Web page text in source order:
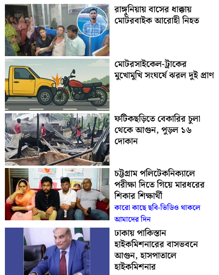
রাঙ্গুনিয়ায় বাসের ধাক্কায়
মোটরবাইক আরোহী নিহত
মোটরসাইকেল-ট্রাকের
মুখোমুখি সংঘর্ষে ঝরল দুই প্রাণ
ফটিকছড়িতে বেকারির চুলা
থেকে আগুন, পুড়ল ১৬
দোকান
চট্টগ্রাম পলিটেকনিক্যালে
পরীক্ষা দিতে গিয়ে মারধরের
শিকার শিক্ষার্থী
কারো কাছে ছবি-ভিডিও থাকলে
আমাদের দিন
ঢাকায় পাকিস্তান
হাইকমিশনারের বাসভবনে
আগুন, হাসপাতালে
হাইকমিশনার